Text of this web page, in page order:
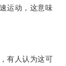
运动，这意味
有人认为这可